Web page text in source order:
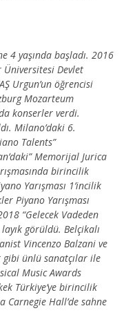
4 yaşında başladı. 2016
Üniversitesi Devlet
Urgun’un öğrencisi
Mozarteum
konserler verdi.
Milano’daki 6.
Talents”
Memorijal Jurica
birincilik
Yarışması 1’incilik
Piyano Yarışması
“Gelecek Vadeden
görüldü. Belçikalı
Vincenzo Balzani ve
ünlü sanatçılar ile
Music Awards
Türkiye’ye birincilik
Carnegie Hall’de sahne